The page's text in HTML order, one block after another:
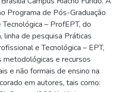
Programa de Pós-Graduação
– ProfEPT, do
de pesquisa Práticas
e Tecnológica – EPT,
e recursos
e não formais de ensino na
em autores, tais como: